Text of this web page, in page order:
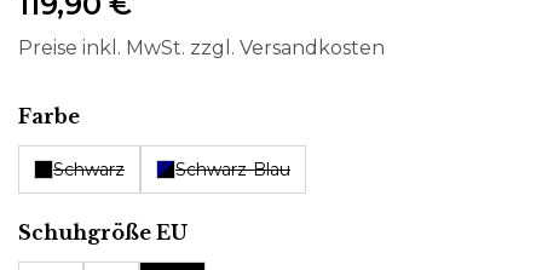
Preise inkl. MwSt. zzgl. Versandkosten
Farbeauswählen
Schwarz Schwarz-Blau
Schuhgröße EUauswählen